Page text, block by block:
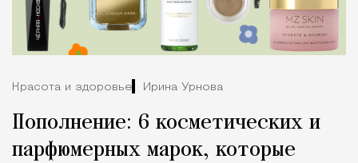
Красота и здоровье Ирина Урнова
Пополнение: 6 косметических и
парфюмерных марок, которые